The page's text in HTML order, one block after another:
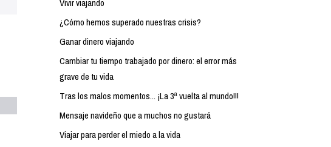
Vivir viajando
¿Cómo hemos superado nuestras crisis?
Ganar dinero viajando
Cambiar tu tiempo trabajado por dinero: el error más
grave de tu vida
Tras los malos momentos... ¡La 3ª vuelta al mundo!!!
Mensaje navideño que a muchos no gustará
Viajar para perder el miedo a la vida